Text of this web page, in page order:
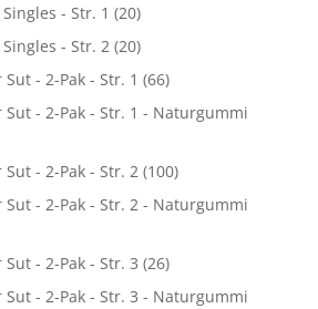
- Str. 1 (20)
- Str. 2 (20)
- 2-Pak - Str. 1 (66)
Sut - 2-Pak - Str. 1 - Naturgummi
Sut - 2-Pak - Str. 2 (100)
Sut - 2-Pak - Str. 2 - Naturgummi
- 2-Pak - Str. 3 (26)
Sut - 2-Pak - Str. 3 - Naturgummi